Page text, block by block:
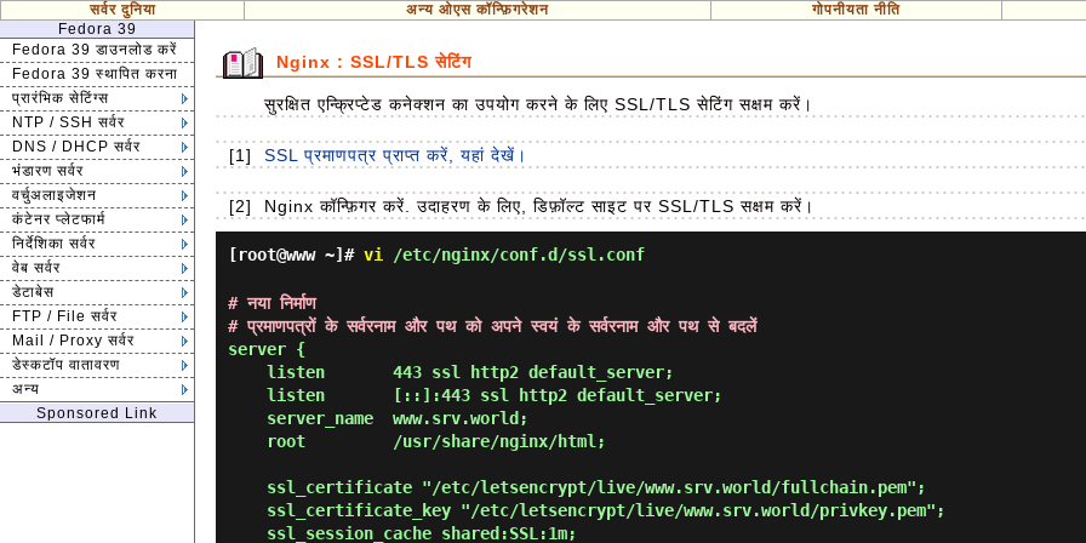
सर्वर दुनिया अन्य ओएस कॉन्फ़िगरेशन
गोपनीयता नीति
Fedora 39
Fedora 39 डाउनलोड करें
Fedora 39 स्थापित करना
प्रारंभिक सेटिंग्स
NTP / SSH सर्वर
DNS / DHCP सर्वर
भंडारण सर्वर
वर्चुअलाइजेशन
कंटेनर प्लेटफार्म
निर्देशिका सर्वर
वेब सर्वर
डेटाबेस
FTP / File सर्वर
Mail / Proxy सर्वर
डेस्कटॉप वातावरण
अन्य
Sponsored Link
Nginx : SSL/TLS सेटिंग
सुरक्षित एन्क्रिप्टेड कनेक्शन का उपयोग करने के लिए SSL/TLS सेटिंग सक्षम करें।
[1] SSL प्रमाणपत्र प्राप्त करें, यहां देखें।
[2] Nginx कॉन्फ़िगर करें. उदाहरण के लिए, डिफ़ॉल्ट साइट पर SSL/TLS सक्षम करें।
[root@www ~]# vi /etc/nginx/conf.d/ssl.conf
# नया निर्माण
# प्रमाणपत्रों के सर्वरनाम और पथ को अपने स्वयं के सर्वरनाम और पथ से बदलें
server {